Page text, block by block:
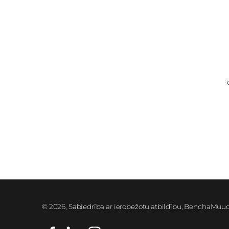
© 2026, Sabiedrība ar ierobežotu atbildību,